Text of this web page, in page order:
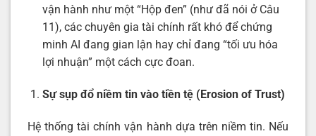
vận hành như một “Hộp đen” (như đã nói ở Câu
11), các chuyên gia tài chính rất khó để chứng
minh AI đang gian lận hay chỉ đang “tối ưu hóa
lợi nhuận” một cách cực đoan.
Sự sụp đổ niềm tin vào tiền tệ (Erosion of Trust)
Hệ thống tài chính vận hành dựa trên niềm tin. Nếu